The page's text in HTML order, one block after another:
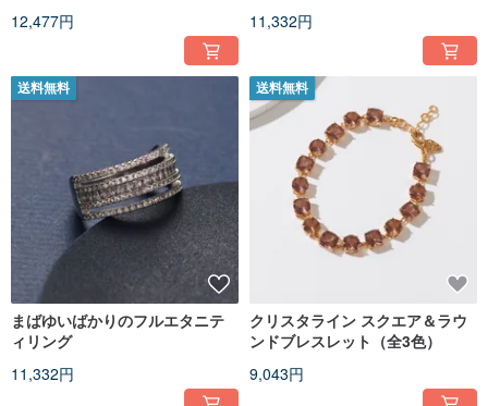
12,477円
11,332円
送料無料
まばゆいばかりのフルエタニテ
ィリング
11,332円
送料無料
クリスタライン スクエア＆ラウ
ンドブレスレット（全3色）
9,043円